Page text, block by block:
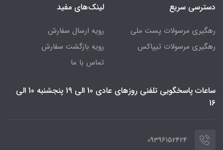
دسترسی سریع
رهگیری مرسولات پست ملی
رهگیری مرسولات تیپاکس
لینک‌های مفید
رویه ارسال سفارش
رویه بازگشت سفارش
تماس با ما
ساعات پاسخگویی تلفنی روزهای عادی 10 الی 19 پنجشنبه 10 الی
16
09396152424